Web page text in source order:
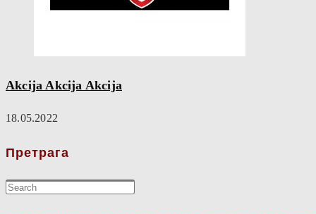
Akcija Akcija Akcija
18.05.2022
Претрага